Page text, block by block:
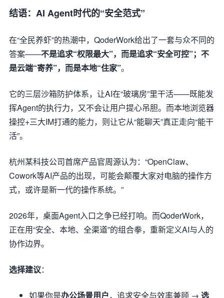
结语：AI Agent时代的“安全范式”
在“全民养虾”的热潮中，QoderWork给出了一套与众不同的
答案——不是追求“权限最大”，而是追求“安全可控”；不
是云端“寄养”，而是本地“住家”。
它的三层沙箱防护体系，让AI在“玻璃房”里干活——既能发
挥Agent的执行力，又不会让用户提心吊胆。而本地浏览器
操控+三大IM打通的能力，则让它从“能聊天”真正走向“能干
活”。
杭州某科技公司首席产品官周源认为：“OpenClaw、
Cowork等AI产品的出现，可能会颠覆大家对电脑的操作方
式，或许是新一代的操作系统。”
2026年，桌面Agent入口之争已经打响。而QoderWork，
正在用“安全、本地、全渠道”的组合拳，重新定义AI与人的
协作边界。
选择建议：
如果你是办公场景用户，追求安全与效率兼顾 → 选